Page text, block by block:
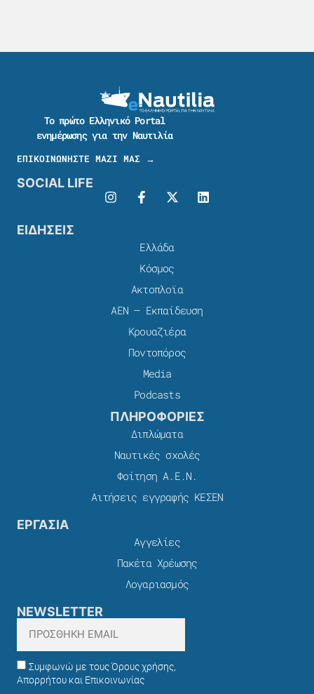
Το πρώτο Ελληνικό Portal
ενημέρωσης για την Ναυτιλία
ΕΠΙΚΟΙΝΩΝΗΣΤΕ ΜΑΖΙ ΜΑΣ →
SOCIAL LIFE
ΕΙΔΗΣΕΙΣ
Ελλάδα
Κόσμος
Ακτοπλοϊα
ΑΕΝ – Εκπαίδευση
Κρουαζιέρα
Ποντοπόρος
Media
Podcasts
ΠΛΗΡΟΦΟΡΙΕΣ
Διπλώματα
Ναυτικές σχολές
Φοίτηση Α.Ε.Ν.
Αιτήσεις εγγραφής ΚΕΣΕΝ
ΕΡΓΑΣΙΑ
Αγγελίες
Πακέτα Χρέωσης​
Λογαριασμός
NEWSLETTER
Συμφωνώ με τους Όρους χρήσης,
Απορρήτου και Επικοινωνίας